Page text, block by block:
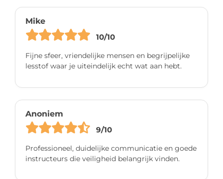
Mike
10/10
Fijne sfeer, vriendelijke mensen en begrijpelijke
lesstof waar je uiteindelijk echt wat aan hebt.
Anoniem
9/10
Professioneel, duidelijke communicatie en goede
instructeurs die veiligheid belangrijk vinden.